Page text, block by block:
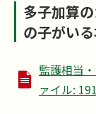
多子加算
の子がい
監護相当
ァイル: